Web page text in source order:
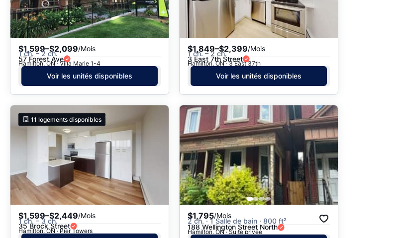
$1,599–$2,099/Mois
1 ch. – 2 ch.
57 Forest Ave
Hamilton, ON · Villa Marie 1-4
Voir les unités disponibles
$1,849–$2,399/Mois
1 ch. – 2 ch.
3 East 7th Street
Hamilton, ON · 3 East 37th
Voir les unités disponibles
11 logements disponibles
$1,599–$2,449/Mois
1 ch. – 3 ch.
35 Brock Street
Hamilton, ON · Pier Towers
$1,795/Mois
2 ch. · 1 Salle de bain · 800 ft²
188 Wellington Street North
Hamilton, ON · Suite privée